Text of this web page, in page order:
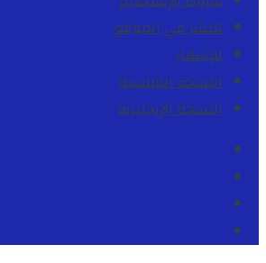
للنشر في الموقع
للإشهار
النسخة الفرنسية
النسخة الإنجليزية